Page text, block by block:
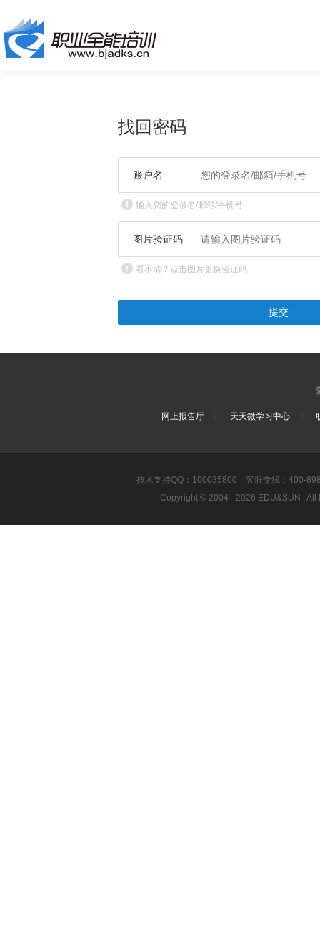
找回密码
账户名
输入您的登录名/邮箱/手机号
图片验证码
看不清？点击图片更换验证码
提交
网上报告厅 天天微学习中心
技术支持QQ：100035800 客服专线：400-
Copyright © 2004 - 2026 EDU&SUN .